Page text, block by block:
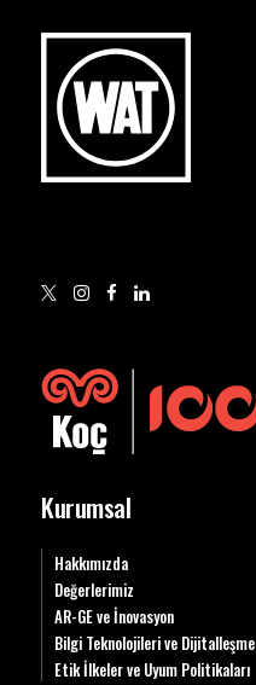
Kurumsal
Hakkımızda
Değerlerimiz
AR-GE ve İnovasyon
Bilgi Teknolojileri ve Dijitalleşme
Etik İlkeler ve Uyum Politikaları